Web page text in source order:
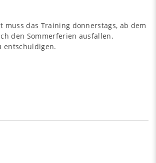
muss das Training donnerstags, ab dem
den Sommerferien ausfallen.
entschuldigen.